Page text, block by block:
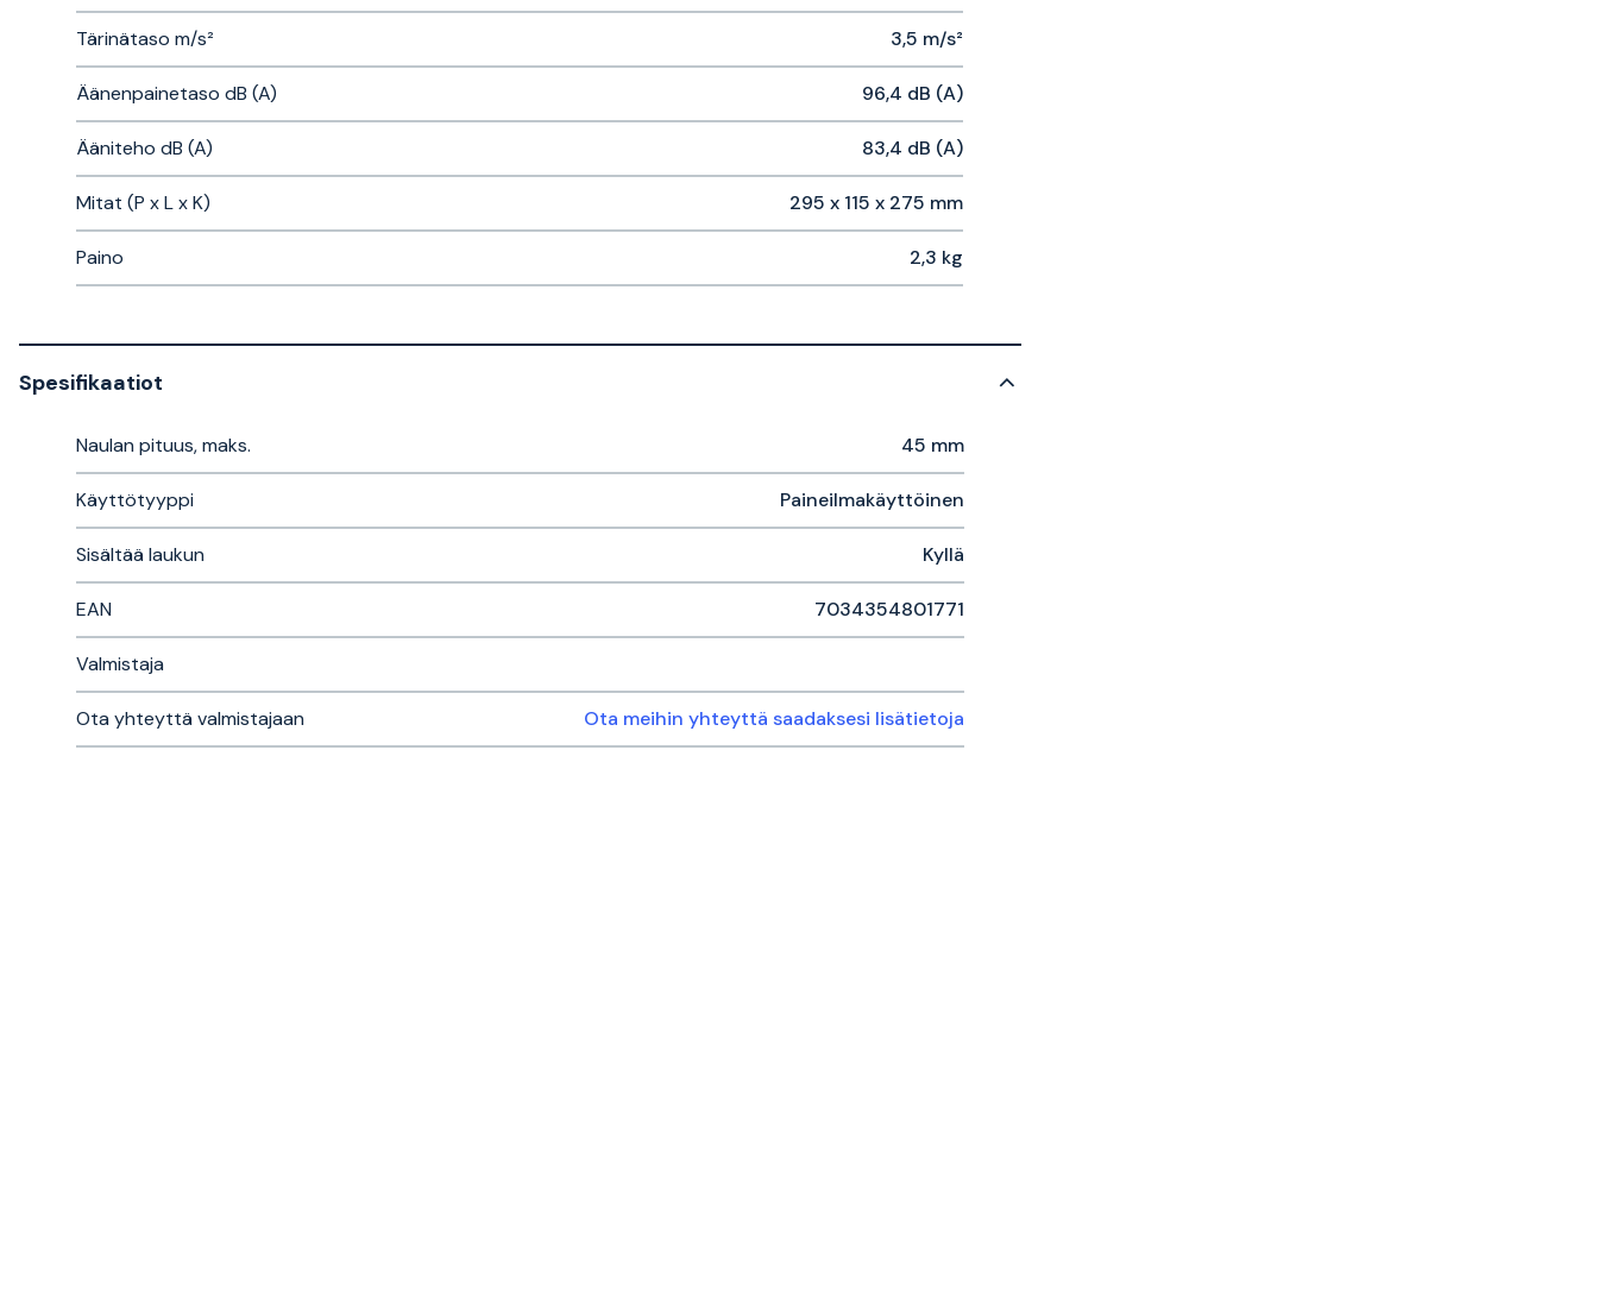
Tärinätaso m/s² 3,5 m/s²
Äänenpainetaso dB (A) 96,4 dB (A)
Ääniteho dB (A) 83,4 dB (A)
Mitat (P x L x K) 295 x 115 x 275 mm
Paino 2,3 kg
Spesifikaatiot
Naulan pituus, maks. 45 mm
Käyttötyyppi Paineilmakäyttöinen
Sisältää laukun Kyllä
EAN 7034354801771
Valmistaja
Ota yhteyttä valmistajaan Ota meihin yhteyttä saadaksesi lisätietoja